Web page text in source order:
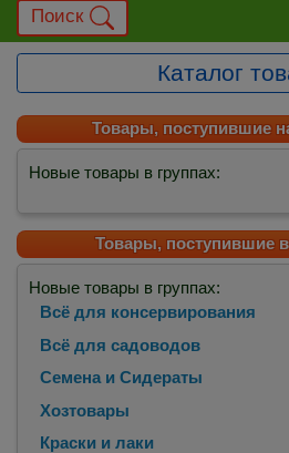
Поиск
Каталог
Товары, поступившие
Новые товары в группах:
Товары, поступившие
Новые товары в группах:
Всё для консервирования
Всё для садоводов
Семена и Сидераты
Хозтовары
Краски и лаки